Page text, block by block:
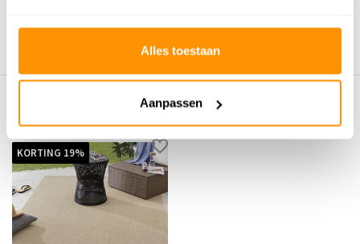
Alles toestaan
Aanpassen
Schrijf je eigen review
KORTING 19%